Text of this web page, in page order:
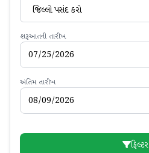
જિલ્લો પસંદ કરો
શરૂઆતની તારીખ
અંતિમ તારીખ
ફિલ્ટર